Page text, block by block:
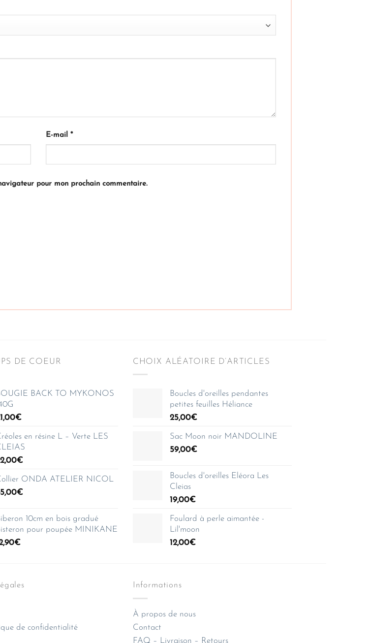
E-mail *
pour mon prochain commentaire.
DE COEUR
BACK TO MYKONOS
€
en résine L – Verte LES
€
ONDA ATELIER NICOL
€
10cm en bois gradué
pour poupée MINIKANE
€
CHOIX ALÉATOIRE D’ARTICLES
Boucles d'oreilles pendantes
petites feuilles Héliance
25,00€
Sac Moon noir MANDOLINE
59,00€
Boucles d'oreilles Eléora Les
Cleias
19,00€
Foulard à perle aimantée -
Lil'moon
12,00€
de confidentialité
Informations
À propos de nous
Contact
FAQ – Livraison – Retours